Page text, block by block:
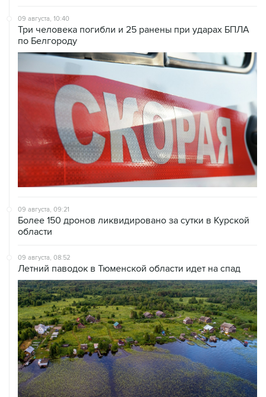
09 августа, 10:40
Три человека погибли и 25 ранены при ударах БПЛА
по Белгороду
09 августа, 09:21
Более 150 дронов ликвидировано за сутки в Курской
области
09 августа, 08:52
Летний паводок в Тюменской области идет на спад